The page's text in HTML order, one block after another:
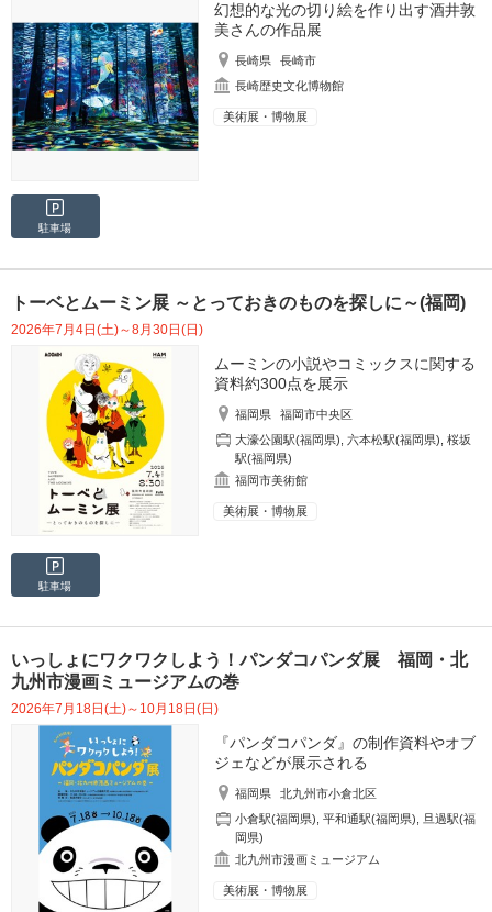
幻想的な光の切り絵を作り出す酒井敦
美さんの作品展
長崎県
長崎市
長崎歴史文化博物館
美術展・博物展
駐車場
トーベとムーミン展 ～とっておきのものを探しに～(福岡)
2026年7月4日(土)～8月30日(日)
ムーミンの小説やコミックスに関する
資料約300点を展示
福岡県
福岡市中央区
大濠公園駅(福岡県),六本松駅(福岡県),桜坂
駅(福岡県)
福岡市美術館
美術展・博物展
駐車場
いっしょにワクワクしよう！パンダコパンダ展 福岡・北
九州市漫画ミュージアムの巻
2026年7月18日(土)～10月18日(日)
『パンダコパンダ』の制作資料やオブ
ジェなどが展示される
福岡県
北九州市小倉北区
小倉駅(福岡県),平和通駅(福岡県),旦過駅(福
岡県)
北九州市漫画ミュージアム
美術展・博物展